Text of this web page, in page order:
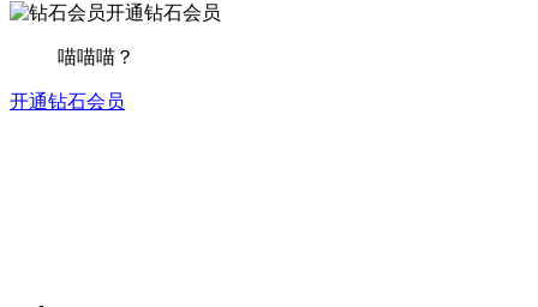
开通钻石会员
喵喵喵？
开通钻石会员